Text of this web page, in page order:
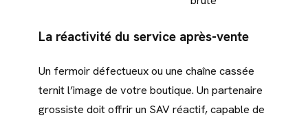
La réactivité du service après-vente
Un fermoir défectueux ou une chaîne cassée
ternit l’image de votre boutique. Un partenaire
grossiste doit offrir un SAV réactif, capable de